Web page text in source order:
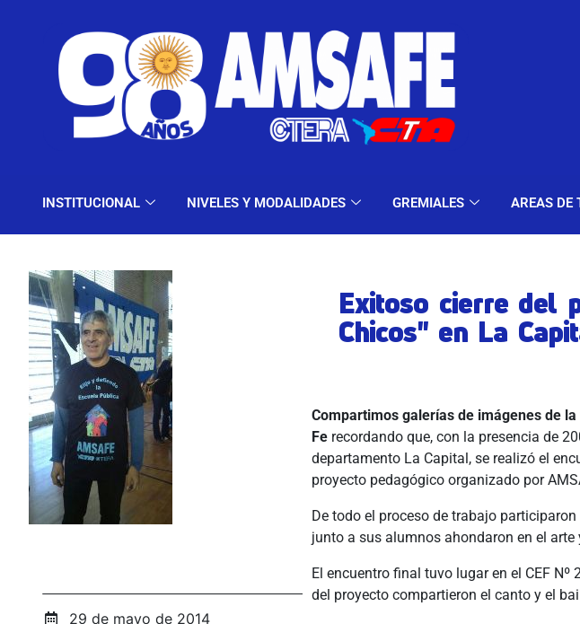
INSTITUCIONAL NIVELES Y MODALIDADES GREMIALES AREAS DE
INSTITUCIONAL NIVELES Y MODALIDADES
29 de mayo de 2014
Exitoso cierre del
Chicos" en La
Compartimos galerías de imágenes de
Fe recordando que, con la presencia de
departamento La Capital, se realizó el
proyecto pedagógico organizado por
De todo el proceso de trabajo
junto a sus alumnos ahondaron en el
El encuentro final tuvo lugar en el CEF
del proyecto compartieron el canto y el